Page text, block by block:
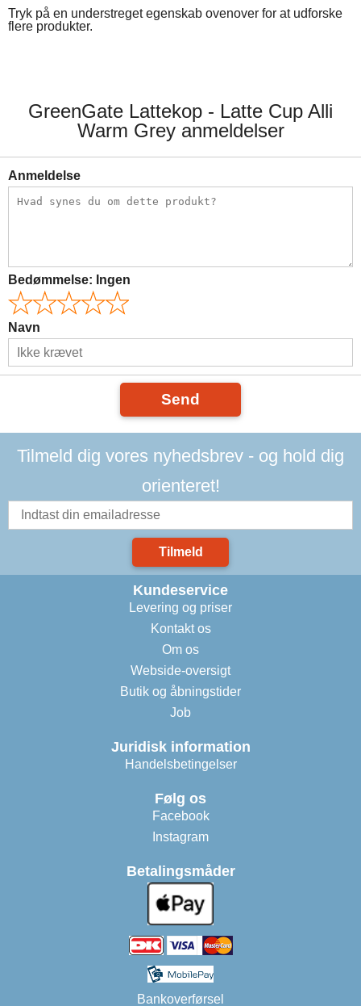
Tryk på en understreget egenskab ovenover for at udforske
flere produkter.
GreenGate Lattekop - Latte Cup Alli
Warm Grey anmeldelser
Anmeldelse
Bedømmelse: Ingen
Navn
Send
Tilmeld dig vores nyhedsbrev - og hold dig
orienteret!
Tilmeld
Kundeservice
Levering og priser
Kontakt os
Om os
Webside-oversigt
Butik og åbningstider
Job
Juridisk information
Handelsbetingelser
Følg os
Facebook
Instagram
Betalingsmåder
Bankoverførsel